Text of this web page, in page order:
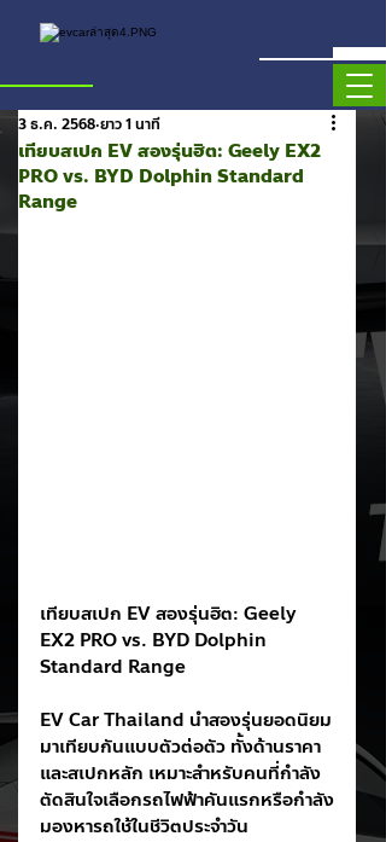
เทียบสเปก EV สองรุ่นฮิต: Geely EX2
PRO vs. BYD Dolphin Standard
Range
3 ธ.ค. 2568 ยาว 1 นาที
เทียบสเปก EV สองรุ่นฮิต: Geely
EX2 PRO vs. BYD Dolphin
Standard Range
EV Car Thailand นำสองรุ่นยอดนิยม
มาเทียบกันแบบตัวต่อตัว ทั้งด้านราคา
และสเปกหลัก เหมาะสำหรับคนที่กำลัง
ตัดสินใจเลือกรถไฟฟ้าคันแรกหรือกำลัง
มองหารถใช้ในชีวิตประจำวัน